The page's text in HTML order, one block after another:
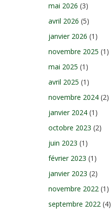
mai 2026 (3)
avril 2026 (5)
janvier 2026 (1)
novembre 2025 (1)
mai 2025 (1)
avril 2025 (1)
novembre 2024 (2)
janvier 2024 (1)
octobre 2023 (2)
juin 2023 (1)
février 2023 (1)
janvier 2023 (2)
novembre 2022 (1)
septembre 2022 (4)